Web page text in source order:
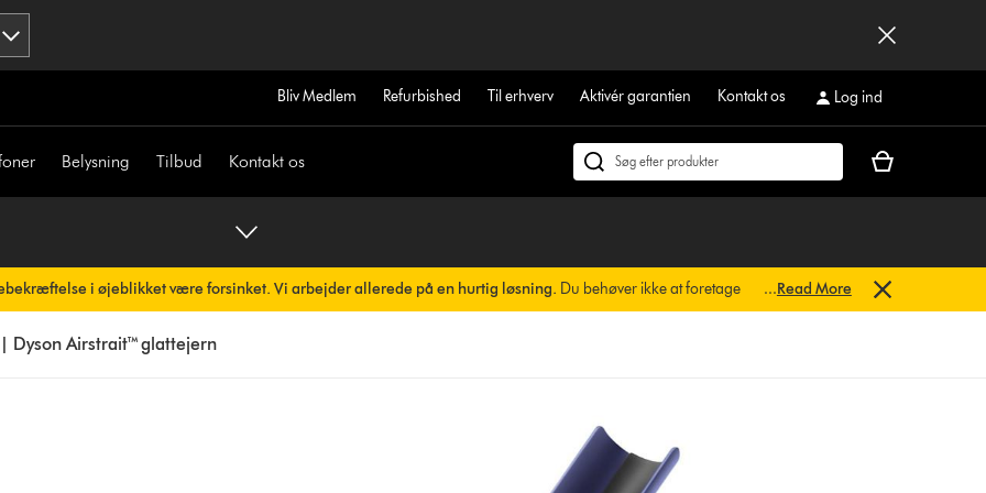
Bliv Medlem Refurbished Til erhverv Aktivér garantien Kontakt os Log ind
Belysning Tilbud Kontakt os
Søg
Indkøbskurven
i øjeblikket være forsinket. Vi arbejder allerede på en hurtig løsning. Du behøver ikke at foretage
...Read More
Dyson Airstrait™ glattejern